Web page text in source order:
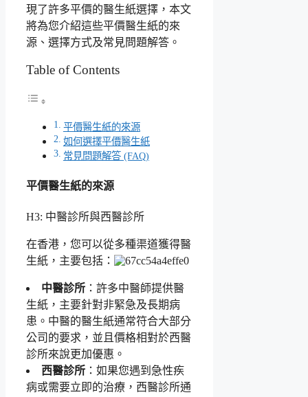
現了許多平價的醫生紙選擇，本文
將為您介紹這些平價醫生紙的來
源、選擇方式及常見問題解答。
Table of Contents
平價醫生紙的來源
如何選擇平價醫生紙
常見問題解答 (FAQ)
平價醫生紙的來源
H3: 中醫診所與西醫診所
在香港，您可以從多種渠道獲得醫
生紙，主要包括：
中醫診所 ：許多中醫師提供醫
生紙，主要針對非緊急及長期病
患。中醫的醫生紙通常符合大部分
公司的要求，並且價格相對於西醫
診所來說更加優惠。
西醫診所 ：如果您遇到急性疾
病或需要立即的治療，西醫診所通